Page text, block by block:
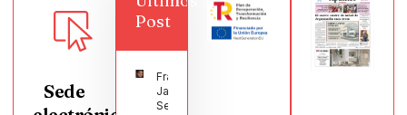
Sede
Post
Francisco
Javier
Segura